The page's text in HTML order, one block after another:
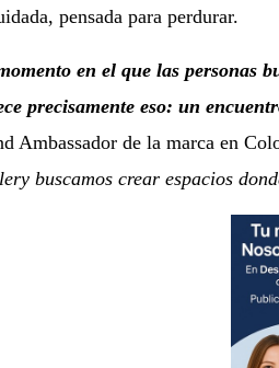
pensada para perdurar.
en el que las personas
precisamente eso: un
Ambassador de la marca en
buscamos crear espacios